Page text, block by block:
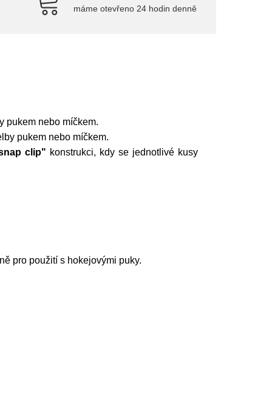
máme otevřeno 24 hodin denně
pukem nebo míčkem.
pukem nebo míčkem.
clip" konstrukci, kdy se jednotlivé kusy
pro použití s hokejovými puky.